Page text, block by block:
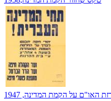
האו"ם על הקמת המדינה, 1947